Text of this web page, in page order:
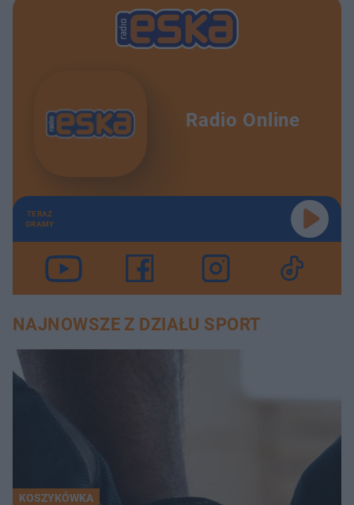
Radio Online
TERAZ
GRAMY
NAJNOWSZE Z DZIAŁU SPORT
KOSZYKÓWKA